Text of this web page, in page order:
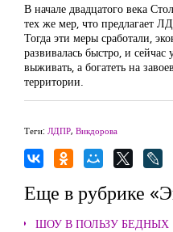
В начале двадцатого века
тех же мер, что предлагает
Тогда эти меры сработали,
развивалась быстро, и
выживать, а богатеть на
территории.
Теги: ЛДПР, Викдорова
Еще в рубрике
ШОУ В ПОЛЬЗУ БЕДНЫХ